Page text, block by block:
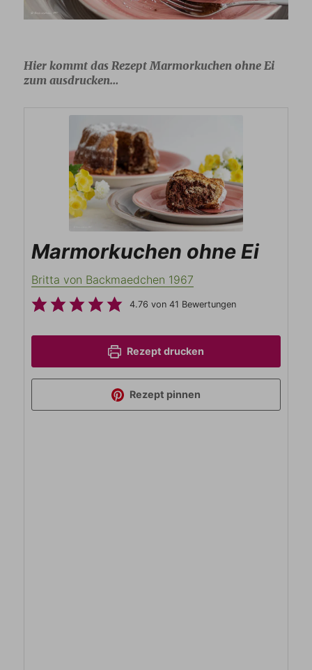
Hier kommt das Rezept Marmorkuchen ohne Ei
zum ausdrucken…
Marmorkuchen ohne Ei
Britta von Backmaedchen 1967
4.76 von 41 Bewertungen
Rezept drucken
Rezept pinnen